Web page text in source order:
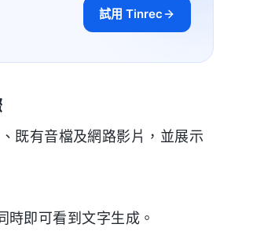
試用 Tinrec
既有音檔及網路影片，並展示
時即可看到文字生成。